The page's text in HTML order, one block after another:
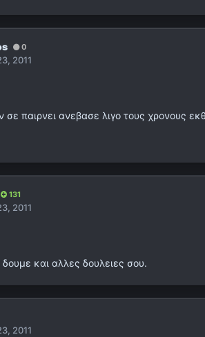
0
2011
παιρνει ανεβασε λιγο τους χρονους
131
2011
και αλλες δουλειες σου.
2011